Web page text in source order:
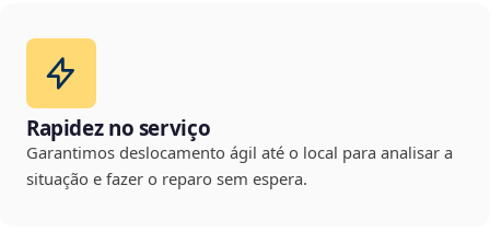
Rapidez no serviço
Garantimos deslocamento ágil até o local para analisar a
situação e fazer o reparo sem espera.